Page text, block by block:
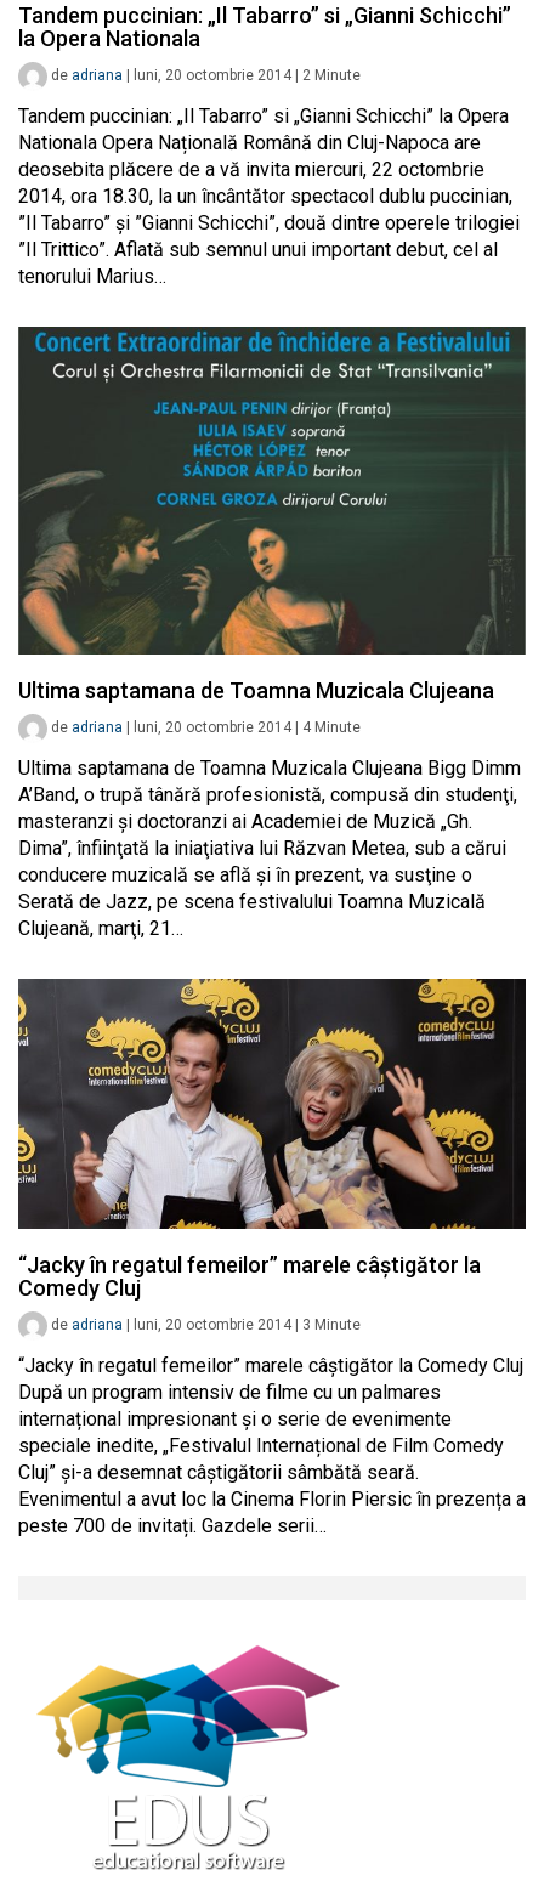
Tandem puccinian: „Il Tabarro” si „Gianni Schicchi”
la Opera Nationala
de adriana | luni, 20 octombrie 2014 | 2 Minute
Tandem puccinian: „Il Tabarro” si „Gianni Schicchi” la Opera
Nationala Opera Națională Română din Cluj-Napoca are
deosebita plăcere de a vă invita miercuri, 22 octombrie
2014, ora 18.30, la un încântător spectacol dublu puccinian,
”Il Tabarro” și ”Gianni Schicchi”, două dintre operele trilogiei
”Il Trittico”. Aflată sub semnul unui important debut, cel al
tenorului Marius…
Ultima saptamana de Toamna Muzicala Clujeana
de adriana | luni, 20 octombrie 2014 | 4 Minute
Ultima saptamana de Toamna Muzicala Clujeana Bigg Dimm
A’Band, o trupă tânără profesionistă, compusă din studenţi,
masteranzi şi doctoranzi ai Academiei de Muzică „Gh.
Dima”, înfiinţată la iniaţiativa lui Răzvan Metea, sub a cărui
conducere muzicală se află şi în prezent, va susţine o
Serată de Jazz, pe scena festivalului Toamna Muzicală
Clujeană, marţi, 21…
“Jacky în regatul femeilor” marele câștigător la
Comedy Cluj
de adriana luni, 20 octombrie 2014 3 Minute
“Jacky în regatul femeilor” marele câștigător la Comedy Cluj
După un program intensiv de filme cu un palmares
internațional impresionant și o serie de evenimente
speciale inedite, „Festivalul Internațional de Film Comedy
Cluj” și-a desemnat câștigătorii sâmbătă seară.
Evenimentul a avut loc la Cinema Florin Piersic în prezența a
peste 700 de invitați. Gazdele serii…